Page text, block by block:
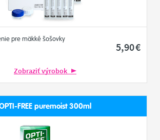
pre mäkké šošovky
5,90€
Zobraziť výrobok
FREE puremoist 300ml